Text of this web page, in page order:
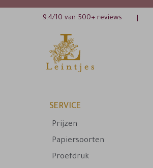
9.4/10 van 500+ reviews
SERVICE
Prijzen
Papiersoorten
Proefdruk